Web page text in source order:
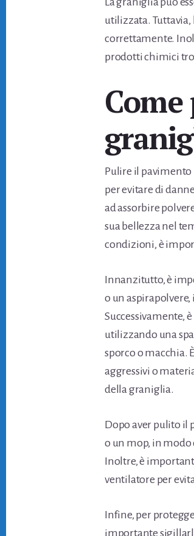
utilizzata. Tuttavia,
correttamente.
prodotti chimici
Pulire il pavimento
per evitare di
ad assorbire
sua bellezza nel
condizioni, è
Innanzitutto, è
o un
Successivamente,
utilizzando una
sporco o macchia.
aggressivi o
della graniglia.
Dopo aver pulito il
o un mop, in modo
Inoltre, è
ventilatore per
Infine, per
importante